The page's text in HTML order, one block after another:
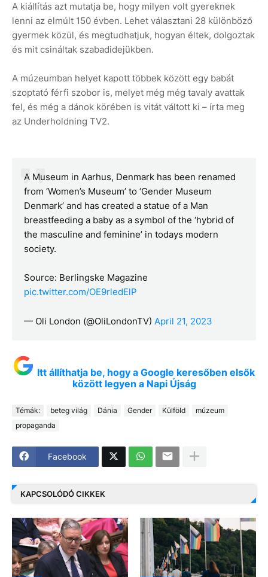
A kiállítás azt mutatja be, hogy milyen volt gyereknek
lenni az elmúlt 150 évben. Lehet választani 28 különböző
gyermek közül, és megtudhatjuk, hogyan éltek, dolgoztak
és mit csináltak szabadidejükben.
A múzeumban helyet kapott többek között egy babát
szoptató férfi szobor is, melyet még még tavaly avattak
fel, és még a dánok körében is vitát váltott ki – írta meg
az Underholdning TV2.
A Museum in Aarhus, Denmark has been renamed
from ‘Women’s Museum’ to ‘Gender Museum
Denmark’ and has created a statue of a Man
breastfeeding a baby as a symbol of the ‘hybrid of
the masculine and feminine’ in todays modern
society.
Source: Berlingske Magazine
pic.twitter.com/OE9rledElP
— Oli London (@OliLondonTV) April 21, 2023
Itt állíthatja be, hogy a Google keresőben elsők
között legyen a Napi Újság
Témák: beteg világ Dánia Gender Külföld
múzeum
propaganda
Facebook
KAPCSOLÓDÓ CIKKEK